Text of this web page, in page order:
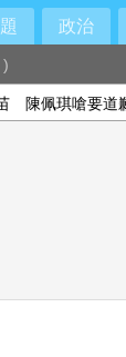
政治
)
陳佩琪嗆要道